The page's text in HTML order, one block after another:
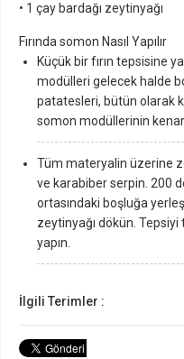
• 1 çay bardağı zeytinyağı
Fırında somon Nasıl Yapılır
Küçük bir fırın tepsisine
modülleri gelecek halde
patatesleri, bütün olarak
somon modüllerinin
Tüm materyalin üzerine
ve karabiber serpin. 200
ortasındaki boşluğa
zeytinyağı dökün. Tepsiyi
yapın.
İlgili Terimler :